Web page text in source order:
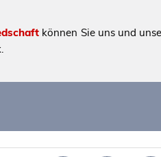
können Sie uns und